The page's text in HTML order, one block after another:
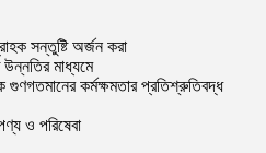
সন্তুষ্টি অর্জন করা
মাধ্যমে
গুণগতমানের কর্মক্ষমতার প্রতিশ্রুতিবদ্ধ
ও পরিষেবা